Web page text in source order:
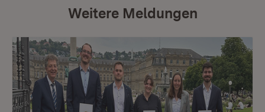
Weitere Meldungen